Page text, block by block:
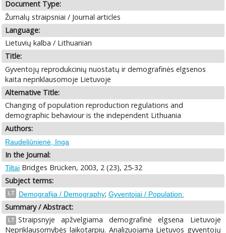
Document Type:
Žurnalų straipsniai / Journal articles
Language:
Lietuvių kalba / Lithuanian
Title:
Gyventojų reprodukcinių nuostatų ir demografinės elgsenos
kaita nepriklausomoje Lietuvoje
Alternative Title:
Changing of population reproduction regulations and
demographic behaviour is the independent Lithuania
Authors:
Raudeliūnienė, Inga
In the Journal:
Tiltai Bridges Brücken, 2003, 2 (23), 25-32
Subject terms:
LT Demografija / Demography; Gyventojai / Population.
Summary / Abstract:
LT Straipsnyje apžvelgiama demografinė elgsena Lietuvoje
Nepriklausomybės laikotarpiu. Analizuojama Lietuvos gyventojų